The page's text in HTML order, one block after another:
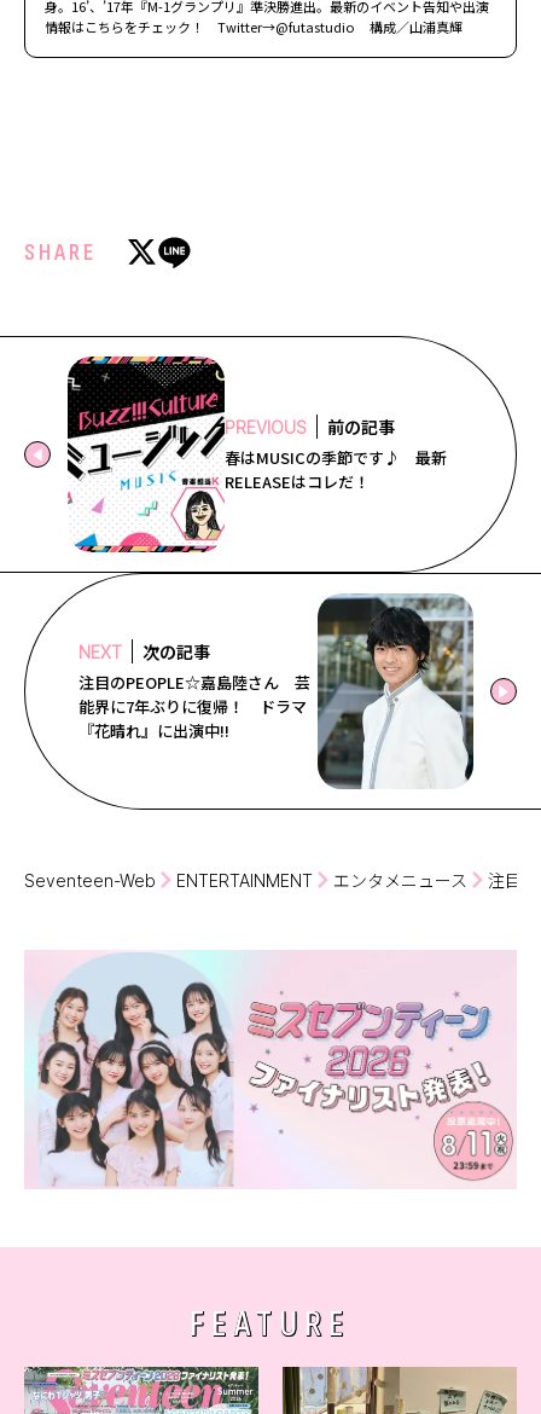
身。16’、’17年『M-1グランプリ』準決勝進出。最新のイベント告知や出演
情報はこちらをチェック！ Twitter→@futastudio 構成／山浦真輝
SHARE
PREVIOUS 前の記事
春はMUSICの季節です♪ 最新
RELEASEはコレだ！
NEXT 次の記事
注目のPEOPLE☆嘉島陸さん 芸
能界に7年ぶりに復帰！ ドラマ
『花晴れ』に出演中!!
Seventeen-Web ENTERTAINMENT エンタメニュース 注目
FEATURE